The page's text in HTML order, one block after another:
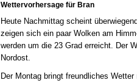
Wettervorhersage für Bran
Heute Nachmittag scheint
zeigen sich ein paar Wolken am
werden um die 23 Grad erreicht. Der
Nordost.
Der Montag bringt freundliches